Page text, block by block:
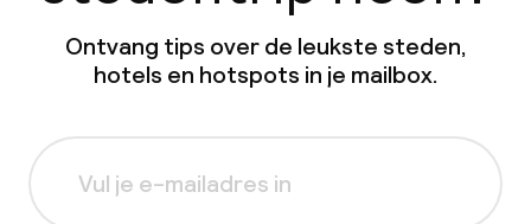
Ontvang tips over de leukste steden,
hotels en hotspots in je mailbox.